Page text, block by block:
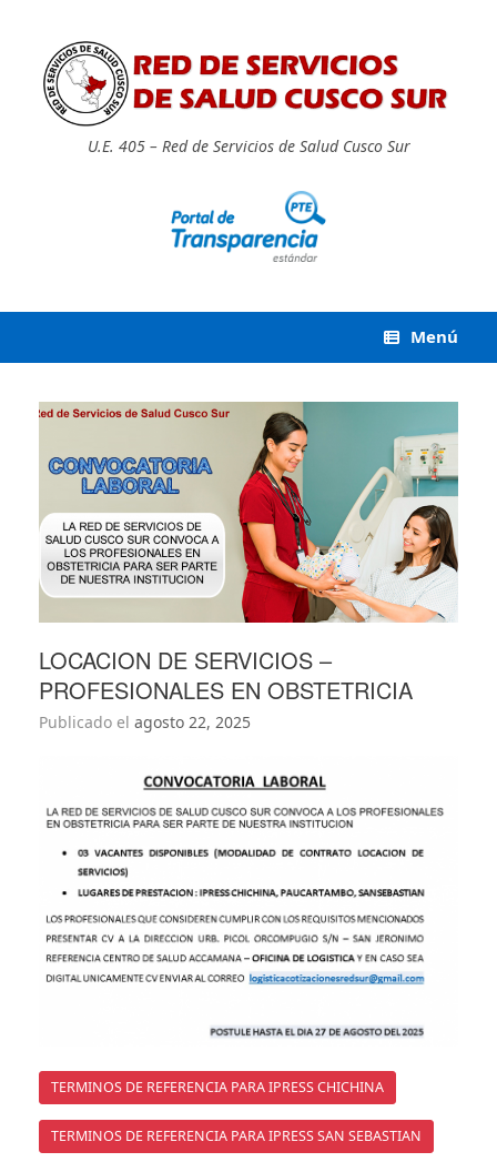
U.E. 405 – Red de Servicios de Salud Cusco Sur
Menú
LOCACION DE SERVICIOS –
PROFESIONALES EN OBSTETRICIA
Publicado el agosto 22, 2025
TERMINOS DE REFERENCIA PARA IPRESS CHICHINA
TERMINOS DE REFERENCIA PARA IPRESS SAN SEBASTIAN